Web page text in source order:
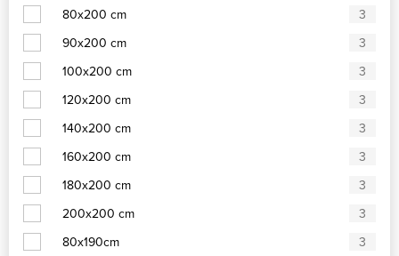
80x200 cm
3
90x200 cm
3
100x200 cm
3
120x200 cm
3
140x200 cm
3
160x200 cm
3
180x200 cm
3
200x200 cm
3
80x190cm
3